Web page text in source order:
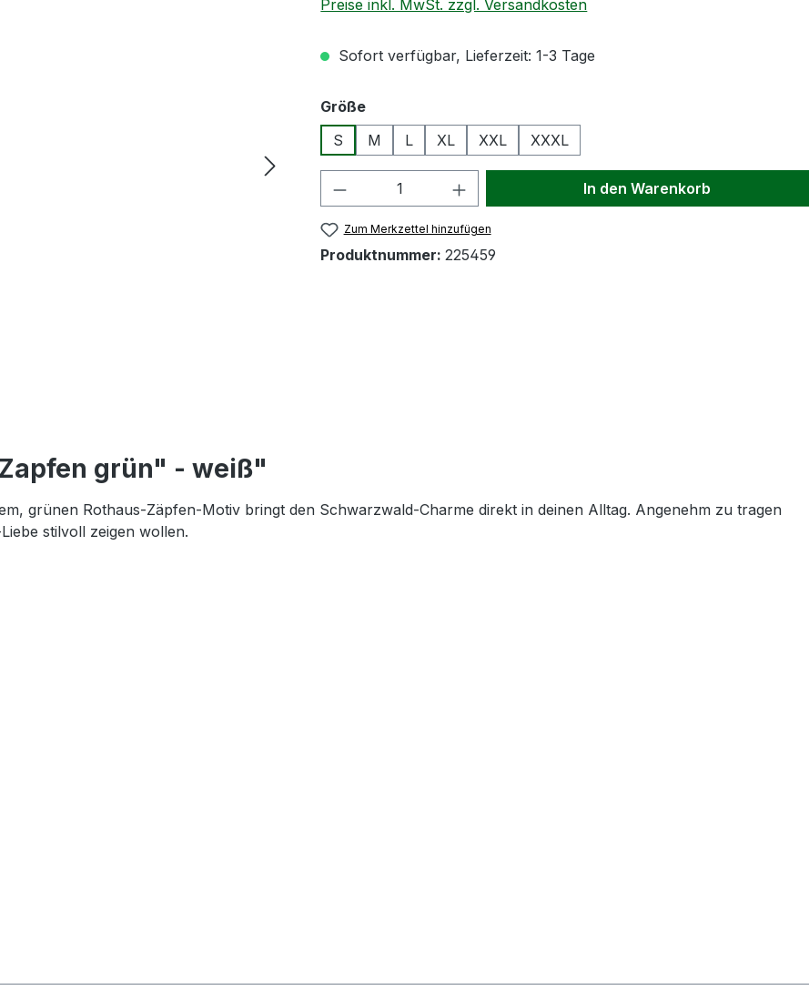
Preise inkl. MwSt. zzgl. Versandkosten
Sofort verfügbar, Lieferzeit: 1-3 Tage
Größeauswählen
S
M L XL XXL XXXL
Produkt Anzahl: Gib den gewünschten Wert
In den Warenkorb
Zum Merkzettel hinzufügen
Produktnummer:225459
grün" - weiß"
grünen Rothaus-Zäpfen-Motiv bringt den Schwarzwald-Charme direkt in deinen Alltag. Angenehm zu tragen
stilvoll zeigen wollen.